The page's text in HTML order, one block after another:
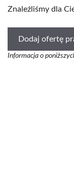
Znaleźliśmy dla
Dodaj ofertę
Informacja o